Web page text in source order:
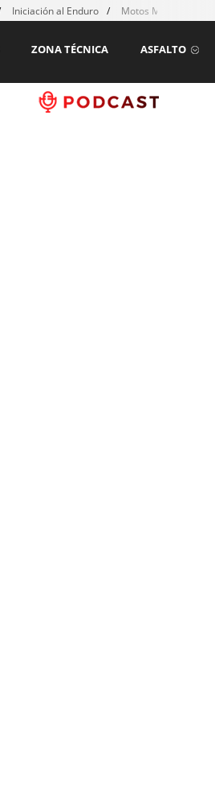
Iniciación al Enduro Motos MX para
ASFALTO
ZONA TÉCNICA